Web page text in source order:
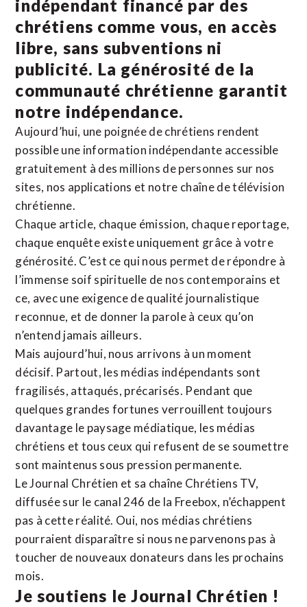
indépendant financé par des
chrétiens comme vous, en accès
libre, sans subventions ni
publicité. La générosité de la
communauté chrétienne garantit
notre indépendance.
Aujourd’hui, une poignée de chrétiens rendent
possible une information indépendante accessible
gratuitement à des millions de personnes sur nos
sites, nos applications et notre chaîne de télévision
chrétienne.
Chaque article, chaque émission, chaque reportage,
chaque enquête existe uniquement grâce à votre
générosité. C’est ce qui nous permet de répondre à
l’immense soif spirituelle de nos contemporains et
ce, avec une exigence de qualité journalistique
reconnue, et de donner la parole à ceux qu’on
n’entend jamais ailleurs.
Mais aujourd’hui, nous arrivons à un moment
décisif. Partout, les médias indépendants sont
fragilisés, attaqués, précarisés. Pendant que
quelques grandes fortunes verrouillent toujours
davantage le paysage médiatique, les médias
chrétiens et tous ceux qui refusent de se soumettre
sont maintenus sous pression permanente.
Le Journal Chrétien et sa chaîne Chrétiens TV,
diffusée sur le canal 246 de la Freebox, n’échappent
pas à cette réalité. Oui, nos médias chrétiens
pourraient disparaître si nous ne parvenons pas à
toucher de nouveaux donateurs dans les prochains
mois.
Je soutiens le Journal Chrétien !